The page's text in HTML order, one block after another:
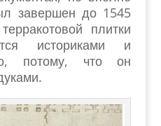
завершен до 1545
плитки
историками и
потому, что он